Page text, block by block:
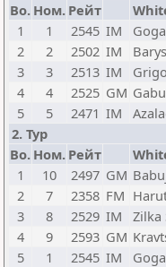
Bo. Ном. Рейт
1
1 2545 IM
2
2 2502 IM
3
3 2513 IM
4
4 2525 GM
5
5 2471 IM
2. Тур
Bo. Ном. Рейт
1
10 2497 GM
2
7 2358 FM
3
8 2529 IM Zilka
4
9 2593 GM
5
1 2545 IM